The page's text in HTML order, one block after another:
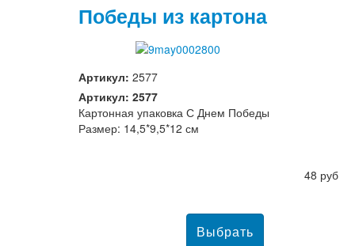
Победы из картона
Артикул: 2577
Артикул: 2577
Картонная упаковка С Днем Победы
Размер: 14,5*9,5*12 см
48 руб